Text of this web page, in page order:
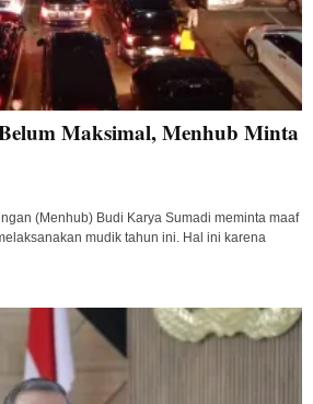
Maksimal, Menhub Minta
(Menhub) Budi Karya Sumadi meminta maaf
mudik tahun ini. Hal ini karena